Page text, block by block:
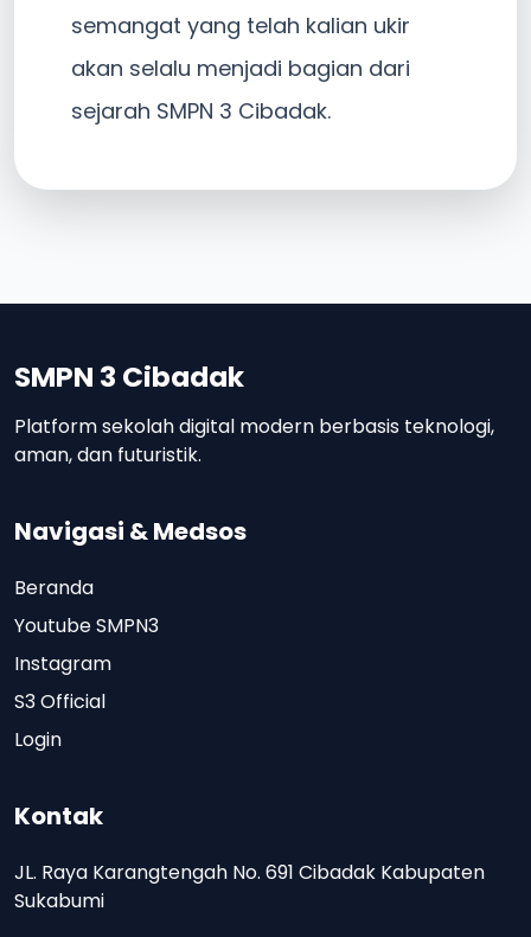
semangat yang telah kalian ukir
akan selalu menjadi bagian dari
sejarah SMPN 3 Cibadak.
SMPN 3 Cibadak
Platform sekolah digital modern berbasis teknologi,
aman, dan futuristik.
Navigasi & Medsos
Beranda
Youtube SMPN3
Instagram
S3 Official
Login
Kontak
JL. Raya Karangtengah No. 691 Cibadak Kabupaten
Sukabumi